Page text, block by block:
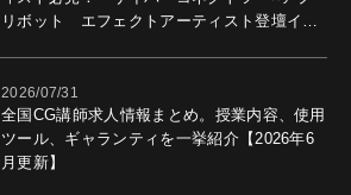
リボット エフェクトアーティスト登壇イベ
2026/07/31
全国CG講師求人情報まとめ。授業内容、使用
ツール、ギャランティを一挙紹介【2026年6
月更新】